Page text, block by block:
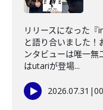
リリースになった
と語り合いました！
ンタビューは唯一無
はutariが登場...
2026.07.31 |